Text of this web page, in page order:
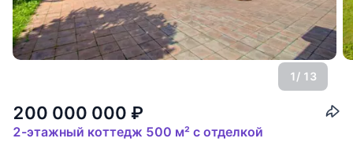
1/ 13
200 000 000 ₽
2-этажный коттедж 500 м² с отделкой